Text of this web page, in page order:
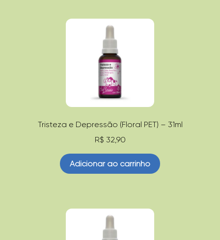
Tristeza e Depressão (Floral PET) – 31ml
R$ 32,90
Adicionar ao carrinho